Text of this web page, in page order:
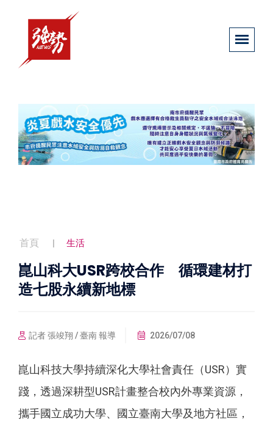
首頁 生活
崑山科大USR跨校合作 循環建材打
造七股永續新地標
記者 張竣翔 / 臺南 報導 2026/07/08
崑山科技大學持續深化大學社會責任（USR）實
踐，透過深耕型USR計畫整合校內外專業資源，
攜手國立成功大學、國立臺南大學及地方社區，